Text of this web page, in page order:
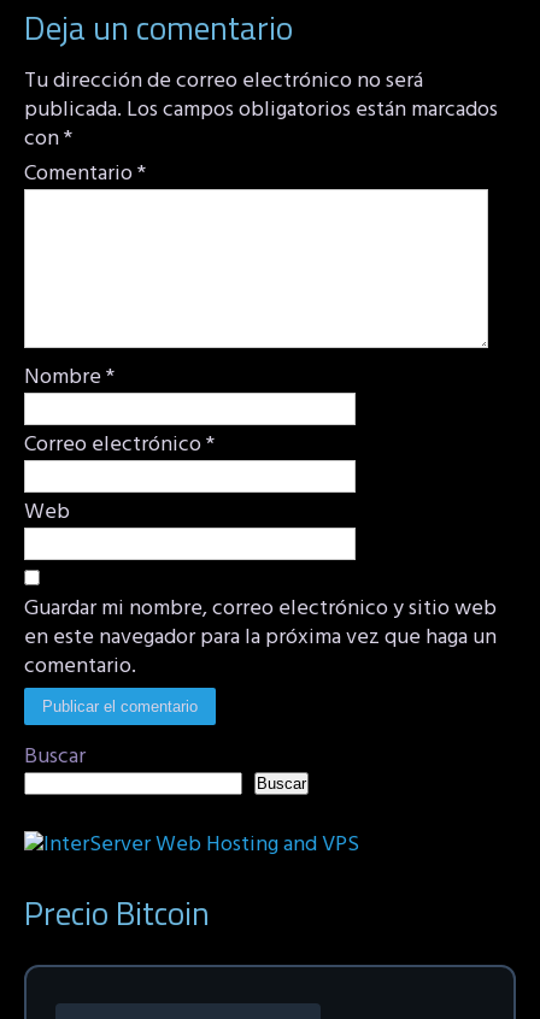
Deja un comentario
Tu dirección de correo electrónico no será
publicada. Los campos obligatorios están marcados
con*
Comentario*
Nombre*
Correo electrónico*
Web
Guardar mi nombre, correo electrónico y sitio web
en este navegador para la próxima vez que haga un
comentario.
Buscar
Buscar
Precio Bitcoin